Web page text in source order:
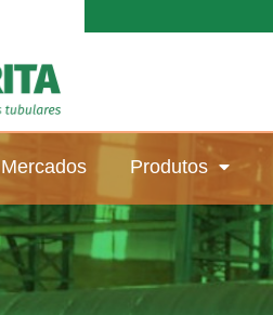
Mercados Produtos